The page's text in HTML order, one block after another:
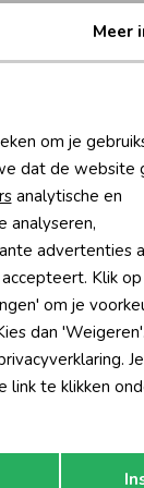
cookies
Opslaan
Meer
om je
dat de website
analytische en
analyseren,
advertenties
Klik op
om je
dan
te klikken